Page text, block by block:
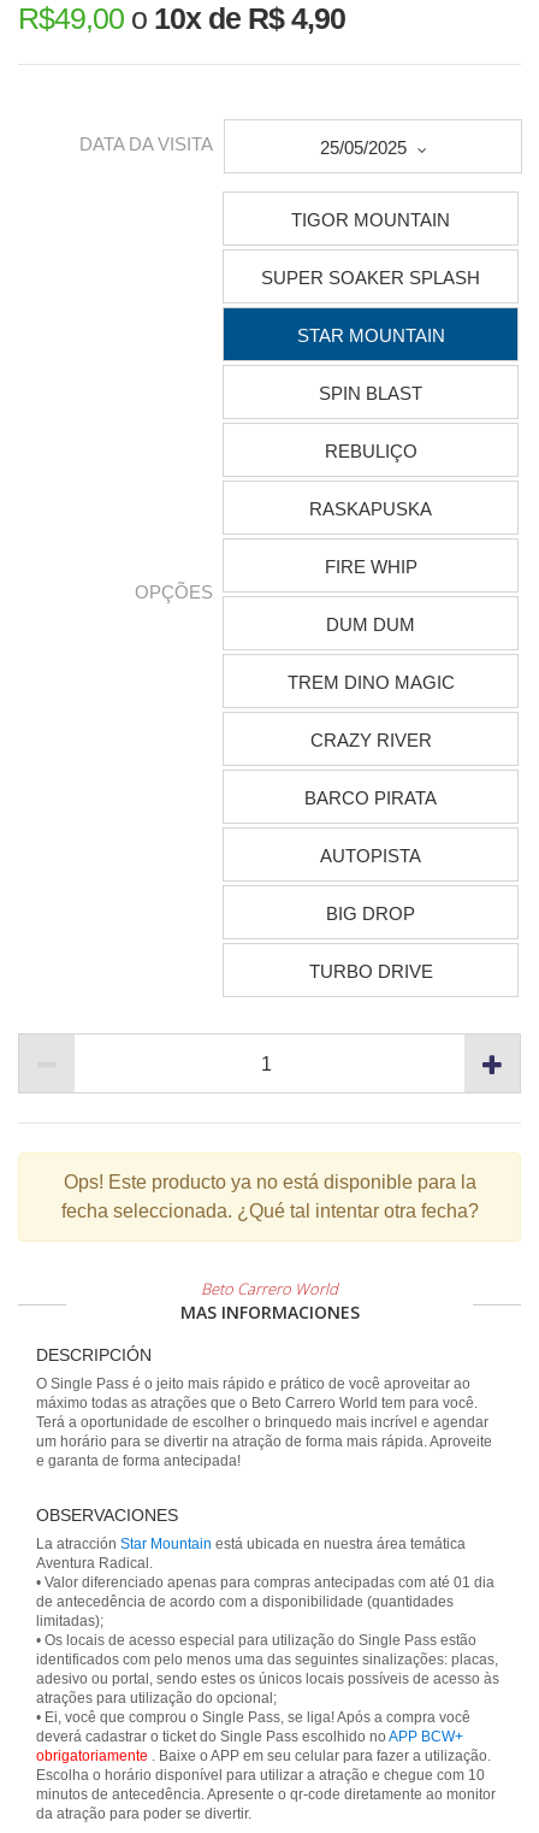
R$49,00 o 10x de R$ 4,90
DATA DA VISITA 25/05/2025
OPÇÕES
TIGOR MOUNTAIN
SUPER SOAKER SPLASH
STAR MOUNTAIN
SPIN BLAST
REBULIÇO
RASKAPUSKA
FIRE WHIP
DUM DUM
TREM DINO MAGIC
CRAZY RIVER
BARCO PIRATA
AUTOPISTA
BIG DROP
TURBO DRIVE
Ops! Este producto ya no está disponible para la
fecha seleccionada. ¿Qué tal intentar otra fecha?
Beto Carrero World
MAS INFORMACIONES
DESCRIPCIÓN
O Single Pass é o jeito mais rápido e prático de você aproveitar ao
máximo todas as atrações que o Beto Carrero World tem para você.
Terá a oportunidade de escolher o brinquedo mais incrível e agendar
um horário para se divertir na atração de forma mais rápida. Aproveite
e garanta de forma antecipada!
OBSERVACIONES
La atracción Star Mountain está ubicada en nuestra área temática
Aventura Radical.
• Valor diferenciado apenas para compras antecipadas com até 01 dia
de antecedência de acordo com a disponibilidade (quantidades
limitadas);
• Os locais de acesso especial para utilização do Single Pass estão
identificados com pelo menos uma das seguintes sinalizações: placas,
adesivo ou portal, sendo estes os únicos locais possíveis de acesso às
atrações para utilização do opcional;
• Ei, você que comprou o Single Pass, se liga! Após a compra você
deverá cadastrar o ticket do Single Pass escolhido no APP BCW+
obrigatoriamente . Baixe o APP em seu celular para fazer a utilização.
Escolha o horário disponível para utilizar a atração e chegue com 10
minutos de antecedência. Apresente o qr-code diretamente ao monitor
da atração para poder se divertir.